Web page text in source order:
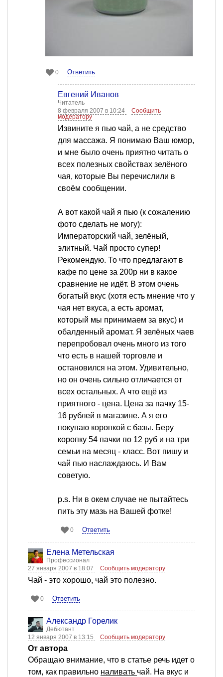
0 Ответить
Евгений Иванов
Читатель
8 февраля 2007 в 10:24
Сообщить
модератору
Извините я пью чай, а не средство
для массажа. Я понимаю Ваш юмор,
и мне было очень приятно читать о
всех полезных свойствах зелёного
чая, которые Вы перечислили в
своём сообщении.
А вот какой чай я пью (к сожалению
фото сделать не могу):
Императорский чай, зелёный,
элитный. Чай просто супер!
Рекомендую. То что предлагают в
кафе по цене за 200р ни в какое
сравнение не идёт. В этом очень
богатый вкус (хотя есть мнение что у
чая нет вкуса, а есть аромат,
который мы принимаем за вкус) и
обалденный аромат. Я зелёных чаев
перепробовал очень много из того
что есть в нашей торговле и
остановился на этом. Удивительно,
но он очень сильно отличается от
всех остальных. А что ещё из
приятного - цена. Цена за пачку 15-
16 рублей в магазине. А я его
покупаю коропкой с базы. Беру
коропку 54 пачки по 12 руб и на три
семьи на месяц - класс. Вот пишу и
чай пью наслаждаюсь. И Вам
советую.
p.s. Ни в окем случае не пытайтесь
пить эту мазь на Вашей фотке!
0 Ответить
Елена Метельская
Профессионал
27 января 2007 в 18:07
Сообщить модератору
Чай - это хорошо, чай это полезно.
0 Ответить
Александр Горелик
Дебютант
12 января 2007 в 13:15
Сообщить модератору
От автора
Обращаю внимание, что в статье речь идет о
том, как правильно наливать чай. На вкус и